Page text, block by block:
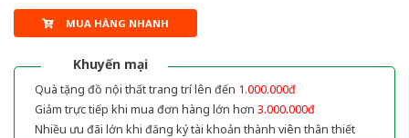
MUA HÀNG NHANH
Khuyến mại
Quà tặng đồ nội thất trang trí lên đến 1.000.000đ
Giảm trực tiếp khi mua đơn hàng lớn hơn 3.000.000đ
Nhiều ưu đãi lớn khi đăng ký tài khoản thành viên thân thiết